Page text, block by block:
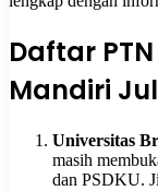
Daftar
Mandiri
Universitas
masih
dan PSDKU.